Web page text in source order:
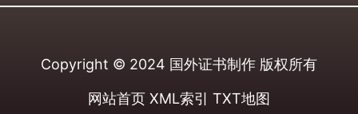
Copyright © 2024 国外证书制作 版权所有
网站首页 XML索引 TXT地图